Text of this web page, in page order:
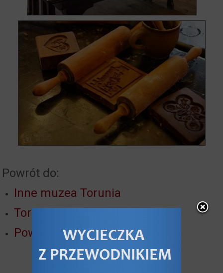
Powrót do:
Inne muzea Torunia
Toruńskie pierniki
Powody żeby odwiedzić Toruń